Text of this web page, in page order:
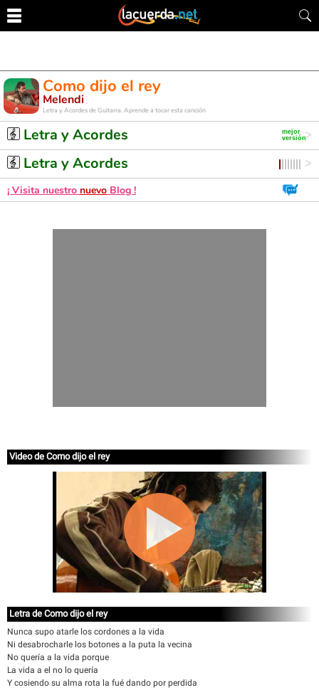
Como dijo el rey
Melendi
Letra y Acordes de Guitarra. Aprende a tocar esta canción
Letra y Acordes
Letra y Acordes
¡ Visita nuestro nuevo Blog !
Video de Como dijo el rey
Letra de Como dijo el rey
Nunca supo atarle los cordones a la vida
Ni desabrocharle los botones a la puta la vecina
No quería a la vida porque
La vida a el no lo quería
Y cosiendo su alma rota la fué dando por perdida